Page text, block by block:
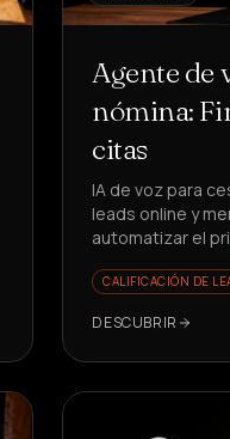
Agente de
nómina:
citas
IA de voz para
leads online y
automatizar el
CALIFICACIÓN DE
DESCUBRIR